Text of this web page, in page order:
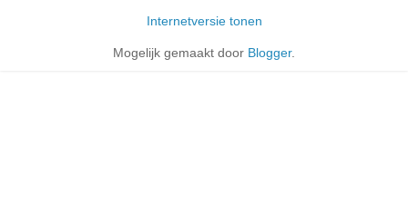
Internetversie tonen
Mogelijk gemaakt door Blogger.